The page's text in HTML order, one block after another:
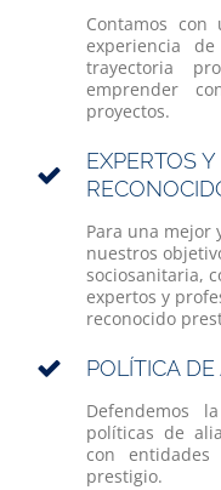
Contamos
experiencia
trayectoria
emprender
proyectos.
EXPERTOS
Para una mejor
nuestros
sociosanitaria,
expertos y
reconocido
POLÍTICA
Defendemos
políticas de
con
prestigio.